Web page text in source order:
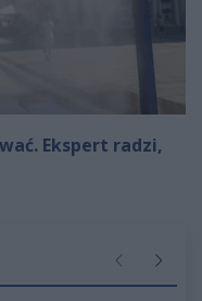
Ekspert radzi,
Poprzednie